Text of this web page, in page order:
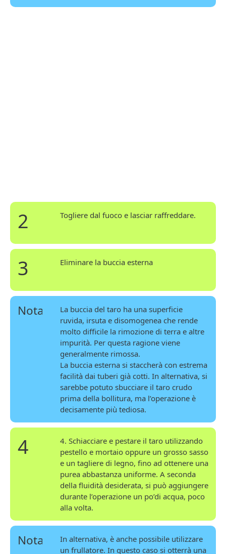
2 Togliere dal fuoco e lasciar raffreddare.
3 Eliminare la buccia esterna
Nota
La buccia del taro ha una superficie
ruvida, irsuta e disomogenea che rende
molto difficile la rimozione di terra e altre
impurità. Per questa ragione viene
generalmente rimossa.
La buccia esterna si staccherà con estrema
facilità dai tuberi già cotti. In alternativa, si
sarebbe potuto sbucciare il taro crudo
prima della bollitura, ma l’operazione è
decisamente più tediosa.
4
4. Schiacciare e pestare il taro utilizzando
pestello e mortaio oppure un grosso sasso
e un tagliere di legno, fino ad ottenere una
purea abbastanza uniforme. A seconda
della fluidità desiderata, si può aggiungere
durante l’operazione un po’di acqua, poco
alla volta.
Nota
In alternativa, è anche possibile utilizzare
un frullatore. In questo caso si otterrà una